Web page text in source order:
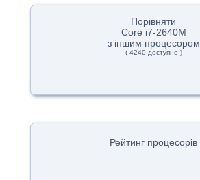
Порівняти
Core i7-2640M
з іншим процесором
( 4240 доступно )
Рейтинг процесорів